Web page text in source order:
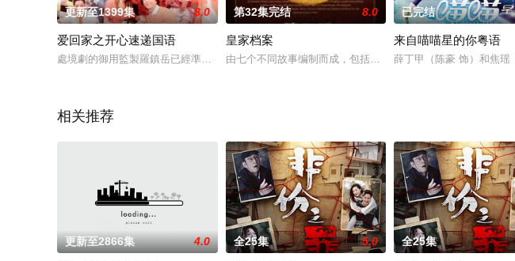
更新至1399集 8.0
爱回家之开心速递国语
處境劇的御用監製羅鎮岳已經準備開拍新一套處境劇，暫定叫《愛．回家之開心速遞》，「過往的處
第32集完结 8.0
皇家档案
由七个不同故事编制而成，包括有「野狼」、「提防老手」、
已完结
来自喵喵星的你粤语
薛丁甲（陈豪 饰）和焦瑶
相关推荐
更新至2866集 4.0 全25集 5.0 全25集